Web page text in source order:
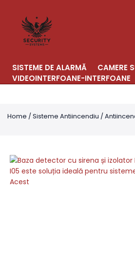
content
SISTEME DE ALARMĂ CAMERE
VIDEOINTERFOANE-INTERFOANE
Home /Sisteme Antiincendiu /